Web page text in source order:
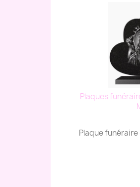
Plaques
Plaque funéraire